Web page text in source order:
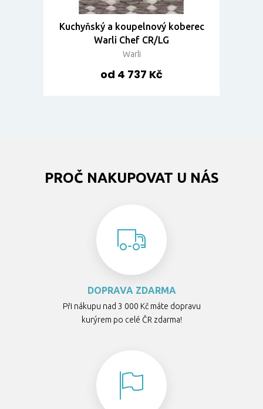
Kuchyňský a koupelnový koberec
Warli Chef CR/LG
Warli
od 4 737 Kč
PROČ NAKUPOVAT U NÁS
DOPRAVA ZDARMA
Při nákupu nad 3 000 Kč máte dopravu
kurýrem po celé ČR zdarma!